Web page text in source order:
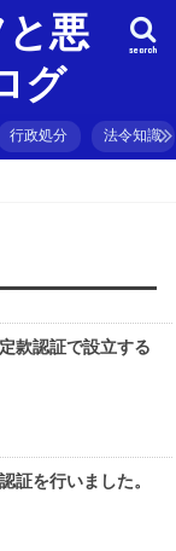
悪
グ
search
行政処分 法令知識
款認証で設立する
証を行いました。